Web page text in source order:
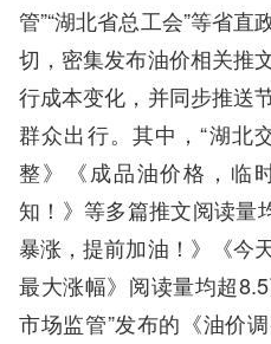
管”“湖北省总工会”等省
切，密集发布油价相关推
行成本变化，并同步推送
群众出行。其中，“湖北
整》《成品油价格，临
知！》等多篇推文阅读量
暴涨，提前加油！》《今
最大涨幅》阅读量均超
市场监管”发布的《油价